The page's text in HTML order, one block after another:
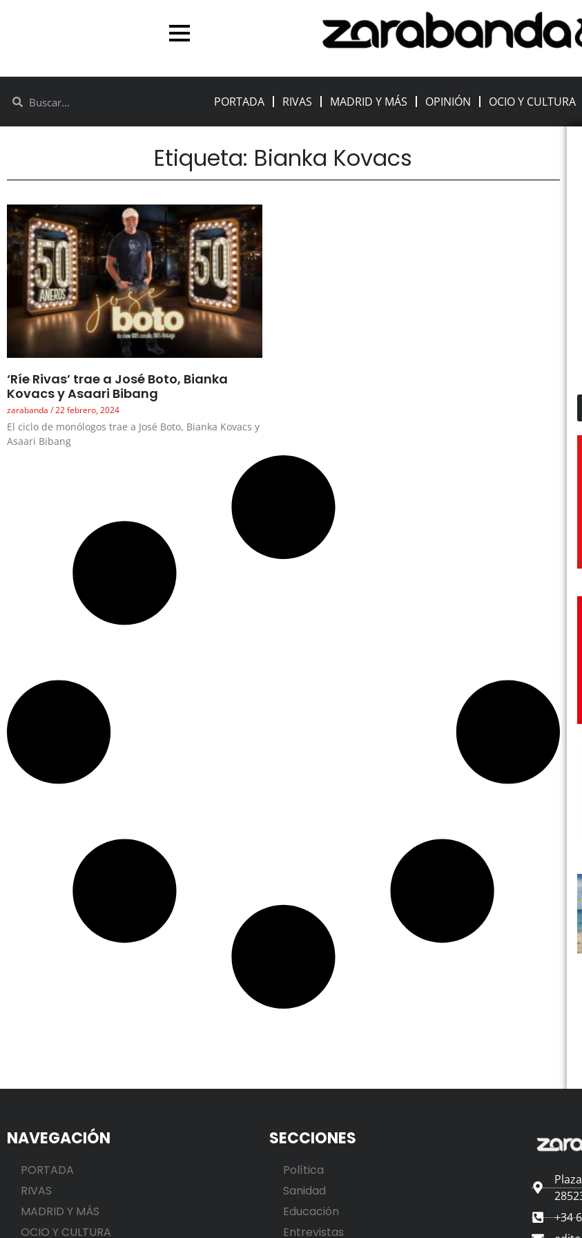
PORTADA RIVAS MADRID Y MÁS OPINIÓN OCIO Y CULTURA
Etiqueta: Bianka Kovacs
‘Ríe Rivas’ trae a José Boto, Bianka
Kovacs y Asaari Bibang
zarabanda 22 febrero, 2024
El ciclo de monólogos trae a José Boto, Bianka Kovacs y
Asaari Bibang
NAVEGACIÓN
PORTADA
RIVAS
MADRID Y MÁS
OCIO Y CULTURA
SECCIONES
Política
Sanidad
Educación
Entrevistas
+34